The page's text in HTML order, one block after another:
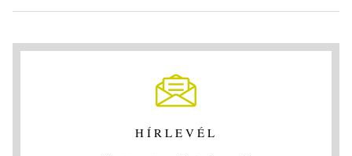
HÍRLEVÉL